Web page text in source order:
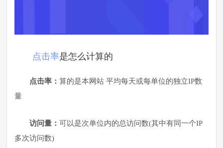
点击率是怎么计算的
点击率：算的是本网站 平均每天或每单位的独立IP数
量
访问量：可以是次单位内的总访问数(其中有同一个IP
多次访问数)